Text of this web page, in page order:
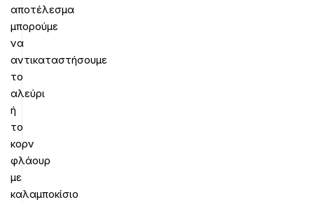
αποτέλεσμα
μπορούμε
να
αντικαταστήσουμε
το
αλεύρι
ή
το
κορν
φλάουρ
με
καλαμποκίσιο